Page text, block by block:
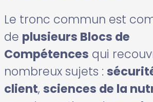
Le tronc commun est
de plusieurs Blocs de
Compétences qui
nombreux sujets :
client, sciences de la